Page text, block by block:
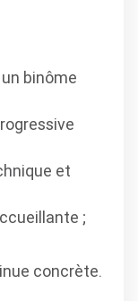
binôme
et
;
concrète.